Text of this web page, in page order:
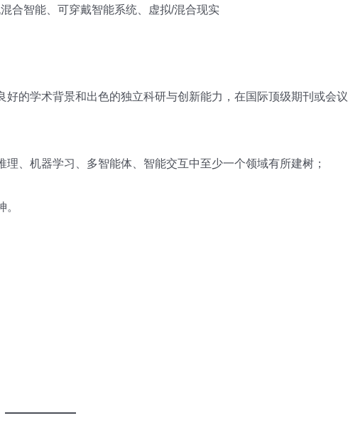
合智能、可穿戴智能系统、虚拟/混合现实
好的学术背景和出色的独立科研与创新能力，在国际顶级期刊或会议
、机器学习、多智能体、智能交互中至少一个领域有所建树；